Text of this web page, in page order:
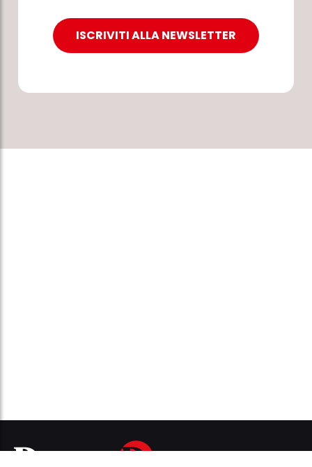
ISCRIVITI ALLA NEWSLETTER